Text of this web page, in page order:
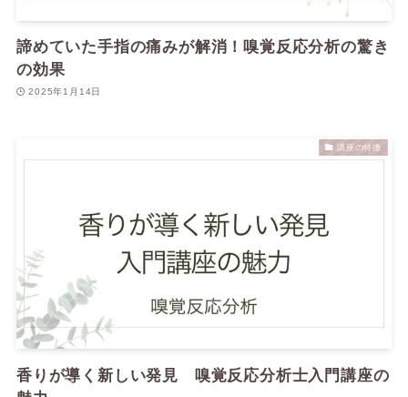
諦めていた手指の痛みが解消！嗅覚反応分析の驚き
の効果
2025年1月14日
講座の特徴
香りが導く新しい発見 嗅覚反応分析士入門講座の